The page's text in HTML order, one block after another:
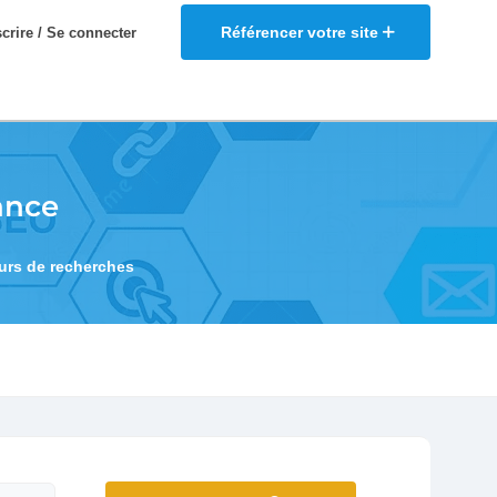
Référencer votre site
/ Se connecter
de recherches